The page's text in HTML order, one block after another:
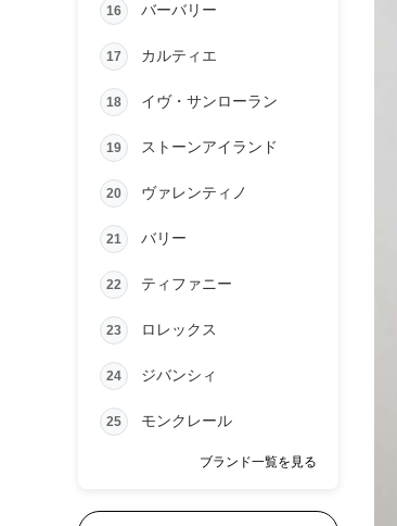
16 バーバリー
17 カルティエ
18 イヴ・サンローラン
19 ストーンアイランド
20 ヴァレンティノ
21 バリー
22 ティファニー
23 ロレックス
24 ジバンシィ
25 モンクレール
ブランド一覧を見る